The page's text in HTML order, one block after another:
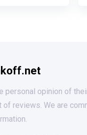
opinion of
reviews. We are